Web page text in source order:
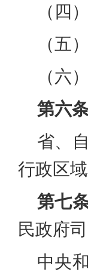
（四
（五
（六
第六
省、
行政区
第七
民政府
中央